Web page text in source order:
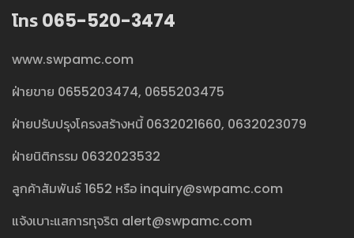
โทร 065-520-3474
www.swpamc.com
ฝ่ายขาย 0655203474, 0655203475
ฝ่ายปรับปรุงโครงสร้างหนี้ 0632021660, 0632023079
ฝ่ายนิติกรรม 0632023532
ลูกค้าสัมพันธ์1652 หรือ inquiry@swpamc.com
แจ้งเบาะแสการทุจริต alert@swpamc.com